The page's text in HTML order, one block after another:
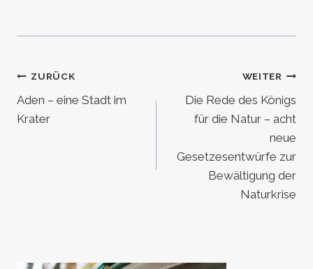
Beitragsnavigation
ZURÜCK
Aden – eine Stadt im
Krater
WEITER
Die Rede des Königs
für die Natur – acht
neue
Gesetzesentwürfe zur
Bewältigung der
Naturkrise